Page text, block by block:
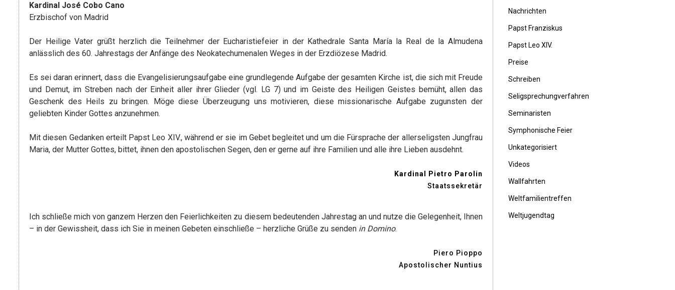
Kardinal José Cobo Cano
Erzbischof von Madrid
Der Heilige Vater grüßt herzlich die Teilnehmer der Eucharistiefeier in der Kathedrale Santa María la Real de la Almudena
anlässlich des 60. Jahrestags der Anfänge des Neokatechumenalen Weges in der Erzdiözese Madrid.
Es sei daran erinnert, dass die Evangelisierungsaufgabe eine grundlegende Aufgabe der gesamten Kirche ist, die sich mit Freude
und Demut, im Streben nach der Einheit aller ihrer Glieder (vgl. LG 7) und im Geiste des Heiligen Geistes bemüht, allen das
Geschenk des Heils zu bringen. Möge diese Überzeugung uns motivieren, diese missionarische Aufgabe zugunsten der
geliebten Kinder Gottes anzunehmen.
Mit diesen Gedanken erteilt Papst Leo XIV., während er sie im Gebet begleitet und um die Fürsprache der allerseligsten Jungfrau
Maria, der Mutter Gottes, bittet, ihnen den apostolischen Segen, den er gerne auf ihre Familien und alle ihre Lieben ausdehnt.
Kardinal Pietro Parolin
Staatssekretär
Ich schließe mich von ganzem Herzen den Feierlichkeiten zu diesem bedeutenden Jahrestag an und nutze die Gelegenheit, Ihnen
– in der Gewissheit, dass ich Sie in meinen Gebeten einschließe – herzliche Grüße zu senden in Domino.
Piero Pioppo
Apostolischer Nuntius
Nachrichten
Papst Franziskus
Papst Leo XIV.
Preise
Schreiben
Seligsprechungverfahren
Seminaristen
Symphonische Feier
Unkategorisiert
Videos
Wallfahrten
Weltfamilientreffen
Weltjugendtag